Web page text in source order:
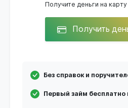
Получите деньги на
Получить
Без справок и
Первый займ бесплатно